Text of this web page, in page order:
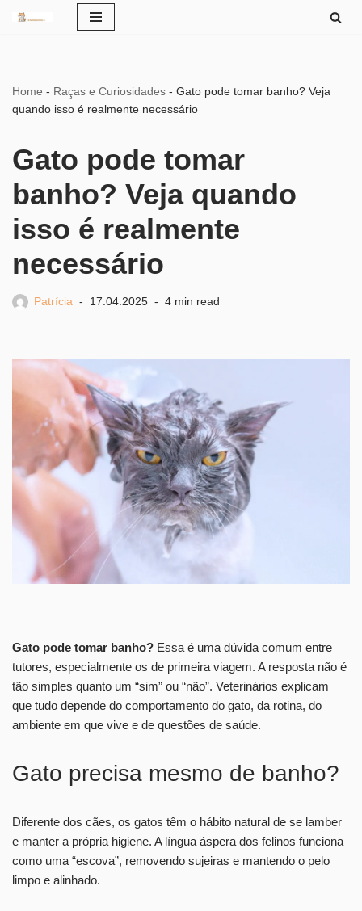
Home - Raças e Curiosidades - Gato pode tomar banho? Veja
quando isso é realmente necessário
Gato pode tomar
banho? Veja quando
isso é realmente
necessário
Patrícia 17.04.2025 4 min read
Gato pode tomar banho? Essa é uma dúvida comum entre
tutores, especialmente os de primeira viagem. A resposta não é
tão simples quanto um “sim” ou “não”. Veterinários explicam
que tudo depende do comportamento do gato, da rotina, do
ambiente em que vive e de questões de saúde.
Gato precisa mesmo de banho?
Diferente dos cães, os gatos têm o hábito natural de se lamber
e manter a própria higiene. A língua áspera dos felinos funciona
como uma “escova”, removendo sujeiras e mantendo o pelo
limpo e alinhado.